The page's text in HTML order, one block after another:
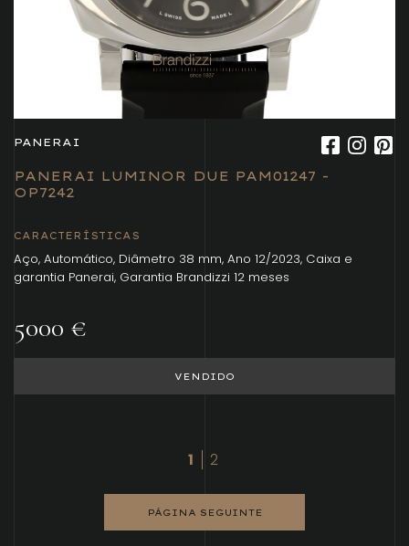
PANERAI
PANERAI LUMINOR DUE PAM01247 -
OP7242
CARACTERÍSTICAS
Aço, Automático, Diâmetro 38 mm, Ano 12/2023, Caixa e
garantia Panerai, Garantia Brandizzi 12 meses
5000 €
VENDIDO
1 2
PÁGINA SEGUINTE